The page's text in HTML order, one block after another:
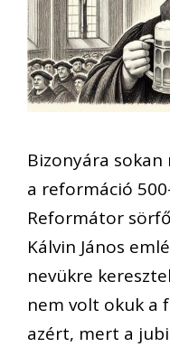
Bizonyára
a reformáció
Reformátor
Kálvin János
nevükre
nem volt okuk a
azért, mert a